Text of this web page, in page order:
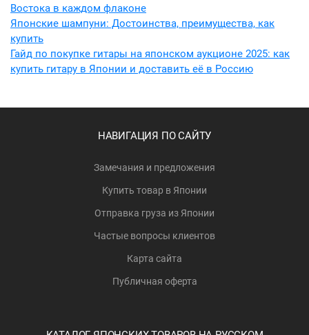
Востока в каждом флаконе
Японские шампуни: Достоинства, преимущества, как
купить
Гайд по покупке гитары на японском аукционе 2025: как
купить гитару в Японии и доставить её в Россию
НАВИГАЦИЯ ПО САЙТУ
Замечания и предложения
Купить товар в Японии
Отправка груза из Японии
Частые вопросы клиентов
Карта сайта
Публичная оферта